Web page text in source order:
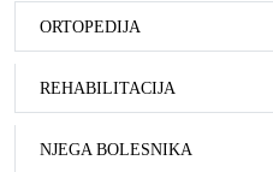
ORTOPEDIJA
REHABILITACIJA
NJEGA BOLESNIKA